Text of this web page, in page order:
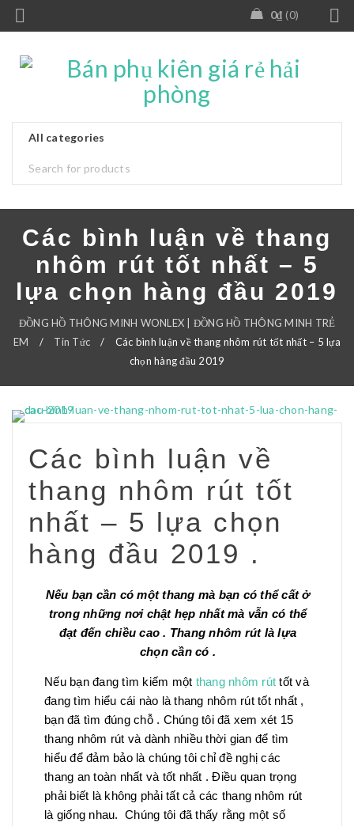
0₫ 0
Các bình luận về thang
nhôm rút tốt nhất – 5
lựa chọn hàng đầu 2019
ĐỒNG HỒ THÔNG MINH WONLEX | ĐỒNG HỒ THÔNG MINH TRẺ
EM
/ Tin Tức /
Các bình luận về thang nhôm rút tốt nhất – 5 lựa
chọn hàng đầu 2019
Các bình luận về
thang nhôm rút tốt
nhất – 5 lựa chọn
hàng đầu 2019 .
Nếu bạn cần có một thang mà bạn có thể cất ở
trong những nơi chật hẹp nhất mà vẫn có thể
đạt đến chiều cao . Thang nhôm rút là lựa
chọn cần có .
Nếu bạn đang tìm kiếm một thang nhôm rút tốt và
đang tìm hiểu cái nào là thang nhôm rút tốt nhất ,
bạn đã tìm đúng chỗ . Chúng tôi đã xem xét 15
thang nhôm rút và dành nhiều thời gian để tìm
hiểu để đảm bảo là chúng tôi chỉ đề nghị các
thang an toàn nhất và tốt nhất . Điều quan trọng
phải biết là không phải tất cả các thang nhôm rút
là giống nhau. Chúng tôi đã thấy rằng một số